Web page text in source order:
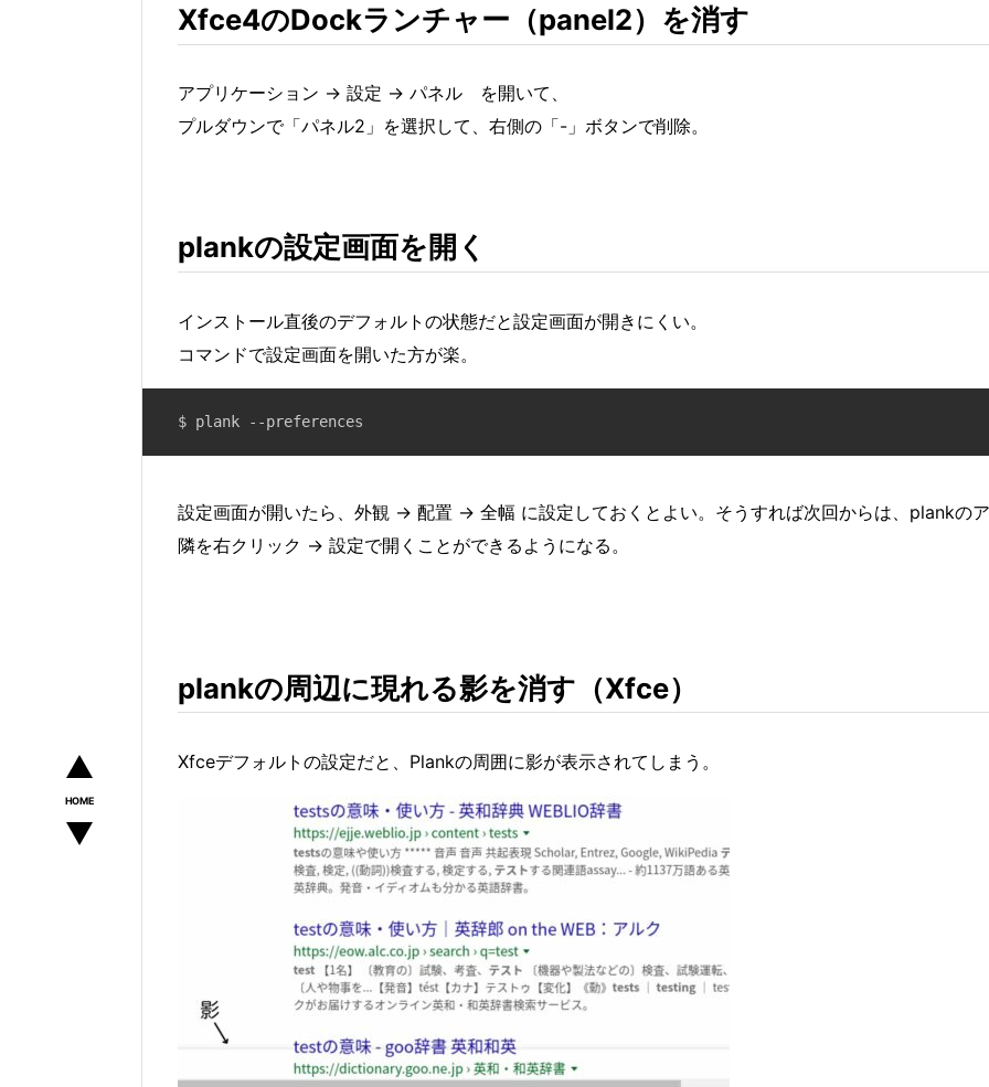
HOME
Xfce4のDockランチャー（panel2）を消す
アプリケーション → 設定 → パネル を開いて、
プルダウンで「パネル2」を選択して、右側の「-」ボタンで削除。
plankの設定画面を開く
インストール直後のデフォルトの状態だと設定画面が開きにくい。
コマンドで設定画面を開いた方が楽。
$ plank --preferences
設定画面が開いたら、外観 → 配置 → 全幅 に設定しておくとよい。そうすれば次回からは、plankの
隣を右クリック → 設定で開くことができるようになる。
plankの周辺に現れる影を消す（Xfce）
Xfceデフォルトの設定だと、Plankの周囲に影が表示されてしまう。